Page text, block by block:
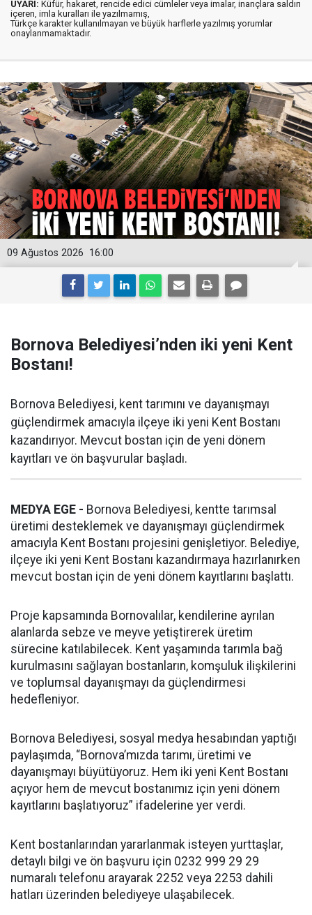
UYARI: Küfür, hakaret, rencide edici cümleler veya imalar, inançlara saldırı
içeren, imla kuralları ile yazılmamış,
Türkçe karakter kullanılmayan ve büyük harflerle yazılmış yorumlar
onaylanmamaktadır.
16:00
09 Ağustos 2026
Bornova Belediyesi’nden iki yeni Kent
Bostanı!
Bornova Belediyesi, kent tarımını ve dayanışmayı
güçlendirmek amacıyla ilçeye iki yeni Kent Bostanı
kazandırıyor. Mevcut bostan için de yeni dönem
kayıtları ve ön başvurular başladı.
MEDYA EGE - Bornova Belediyesi, kentte tarımsal
üretimi desteklemek ve dayanışmayı güçlendirmek
amacıyla Kent Bostanı projesini genişletiyor. Belediye,
ilçeye iki yeni Kent Bostanı kazandırmaya hazırlanırken
mevcut bostan için de yeni dönem kayıtlarını başlattı.
Proje kapsamında Bornovalılar, kendilerine ayrılan
alanlarda sebze ve meyve yetiştirerek üretim
sürecine katılabilecek. Kent yaşamında tarımla bağ
kurulmasını sağlayan bostanların, komşuluk ilişkilerini
ve toplumsal dayanışmayı da güçlendirmesi
hedefleniyor.
Bornova Belediyesi, sosyal medya hesabından yaptığı
paylaşımda, “Bornova’mızda tarımı, üretimi ve
dayanışmayı büyütüyoruz. Hem iki yeni Kent Bostanı
açıyor hem de mevcut bostanımız için yeni dönem
kayıtlarını başlatıyoruz” ifadelerine yer verdi.
Kent bostanlarından yararlanmak isteyen yurttaşlar,
detaylı bilgi ve ön başvuru için 0232 999 29 29
numaralı telefonu arayarak 2252 veya 2253 dahili
hatları üzerinden belediyeye ulaşabilecek.